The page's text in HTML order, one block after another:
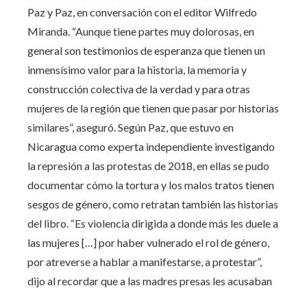
Paz y Paz, en conversación con el editor Wilfredo
Miranda. “Aunque tiene partes muy dolorosas, en
general son testimonios de esperanza que tienen un
inmensísimo valor para la historia, la memoria y
construcción colectiva de la verdad y para otras
mujeres de la región que tienen que pasar por historias
similares”, aseguró. Según Paz, que estuvo en
Nicaragua como experta independiente investigando
la represión a las protestas de 2018, en ellas se pudo
documentar cómo la tortura y los malos tratos tienen
sesgos de género, como retratan también las historias
del libro. “Es violencia dirigida a donde más les duele a
las mujeres […] por haber vulnerado el rol de género,
por atreverse a hablar a manifestarse, a protestar”,
dijo al recordar que a las madres presas les acusaban